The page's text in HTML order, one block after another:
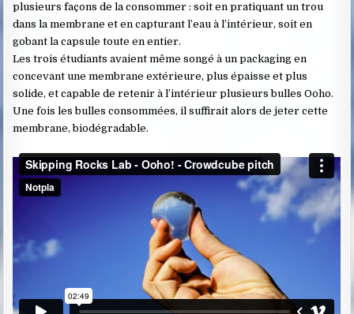
plusieurs façons de la consommer : soit en pratiquant un trou
dans la membrane et en capturant l’eau à l’intérieur, soit en
gobant la capsule toute en entier.
Les trois étudiants avaient même songé à un packaging en
concevant une membrane extérieure, plus épaisse et plus
solide, et capable de retenir à l’intérieur plusieurs bulles Ooho.
Une fois les bulles consommées, il suffirait alors de jeter cette
membrane, biodégradable.